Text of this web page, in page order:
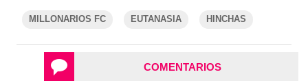
MILLONARIOS FC EUTANASIA HINCHAS
COMENTARIOS